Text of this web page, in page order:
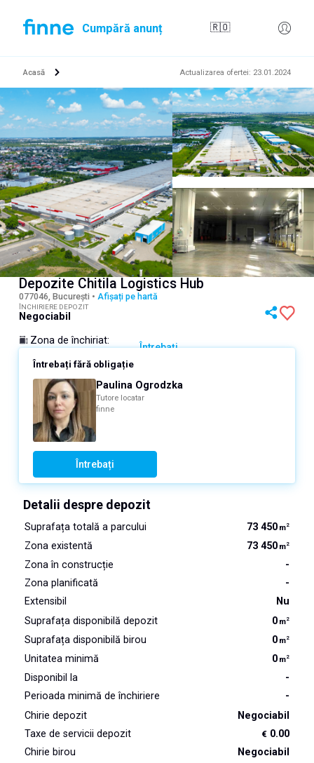
Cumpără anunț 🇷🇴
Acasă Actualizarea ofertei: 23.01.2024
Depozite Chitila Logistics Hub
077046, București • Afișați pe hartă
ÎNCHIRIERE DEPOZIT
Negociabil
Zona de închiriat:
Întrebați
Întrebați fără obligație
Paulina Ogrodzka
Tutore locatar
finne
Întrebați
Detalii despre depozit
Suprafața totală a parcului 73 450 m2
Zona existentă 73 450 m2
Zona în construcție
-
Zona planificată
-
Extensibil
Nu
Suprafața disponibilă depozit
0 m2
Suprafața disponibilă birou 0 m2
Unitatea minimă 0 m2
Disponibil la
-
Perioada minimă de închiriere
-
Chirie depozit
Negociabil
Taxe de servicii depozit
€ 0.00
Chirie birou
Negociabil